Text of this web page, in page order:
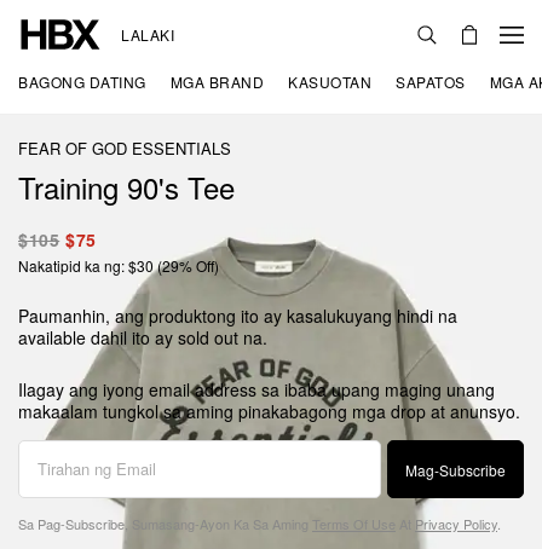
LALAKI
BAGONG DATING MGA BRAND KASUOTAN SAPATOS MGA
FEAR OF GOD ESSENTIALS
Training 90's Tee
$105 $75
Nakatipid ka ng: $30 (29% Off)
Paumanhin, ang produktong ito ay kasalukuyang hindi na
available dahil ito ay sold out na.
Ilagay ang iyong email address sa ibaba upang maging unang
makaalam tungkol sa aming pinakabagong mga drop at anunsyo.
Mag-Subscribe
Sa Pag-Subscribe, Sumasang-Ayon Ka Sa Aming Terms Of Use Privacy Policy